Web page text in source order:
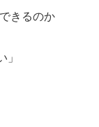
きるのか